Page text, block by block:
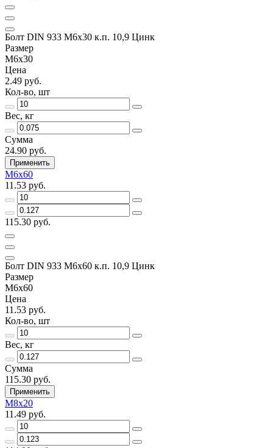
Болт DIN 933 М6х30 к.п. 10,9 Цинк
Размер
М6х30
Цена
2.49 руб.
Кол-во, шт
Вес, кг
Сумма
24.90 руб.
Применить
М6х60
11.53 руб.
115.30 руб.
Болт DIN 933 М6х60 к.п. 10,9 Цинк
Размер
М6х60
Цена
11.53 руб.
Кол-во, шт
Вес, кг
Сумма
115.30 руб.
Применить
М8х20
11.49 руб.